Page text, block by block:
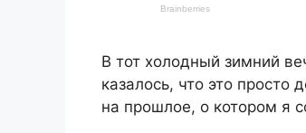
В тот холодный зимний
казалось, что это просто
на прошлое, о котором я